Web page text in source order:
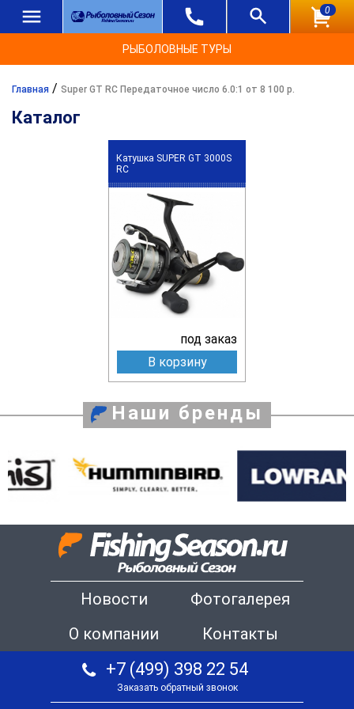
0
РЫБОЛОВНЫЕ ТУРЫ
Главная / Super GT RC Передаточное число 6.0:1 от 8 100 р.
Каталог
Катушка SUPER GT 3000S
RC
под заказ
В корзину
Наши бренды
Новости
Фотогалерея
О компании
Контакты
+7 (499) 398 22 54
Заказать обратный звонок